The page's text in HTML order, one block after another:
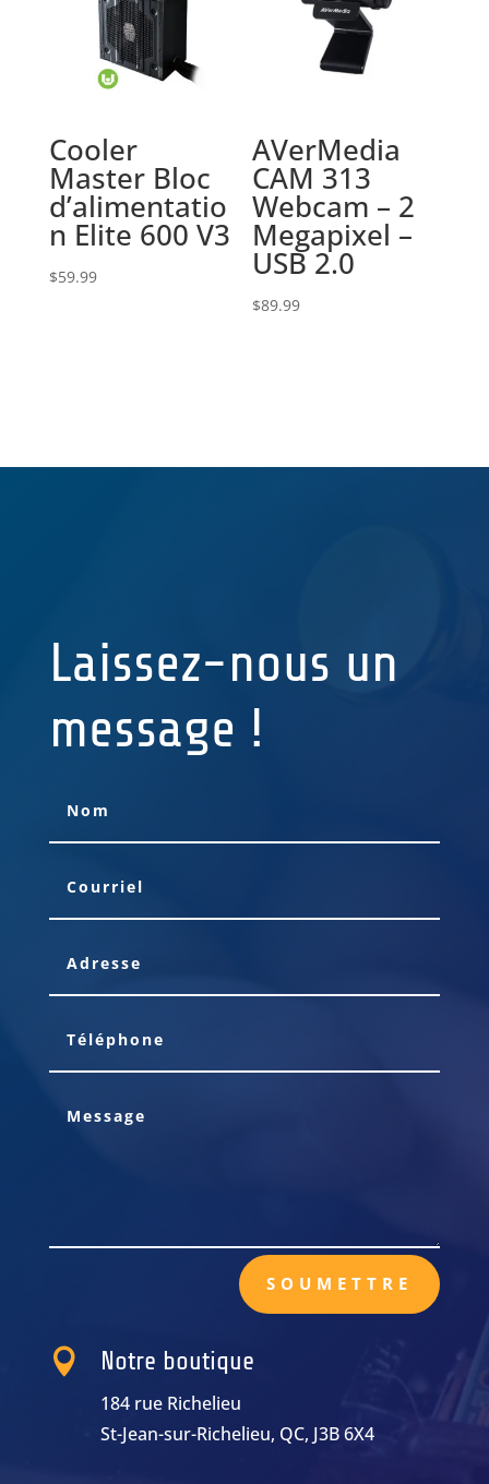
Cooler
Master Bloc
d’alimentatio
n Elite 600 V3
$59.99
AVerMedia
CAM 313
Webcam – 2
Megapixel –
USB 2.0
$89.99
Laissez-nous un
message !
SOUMETTRE
 Notre boutique
184 rue Richelieu
St-Jean-sur-Richelieu, QC, J3B 6X4